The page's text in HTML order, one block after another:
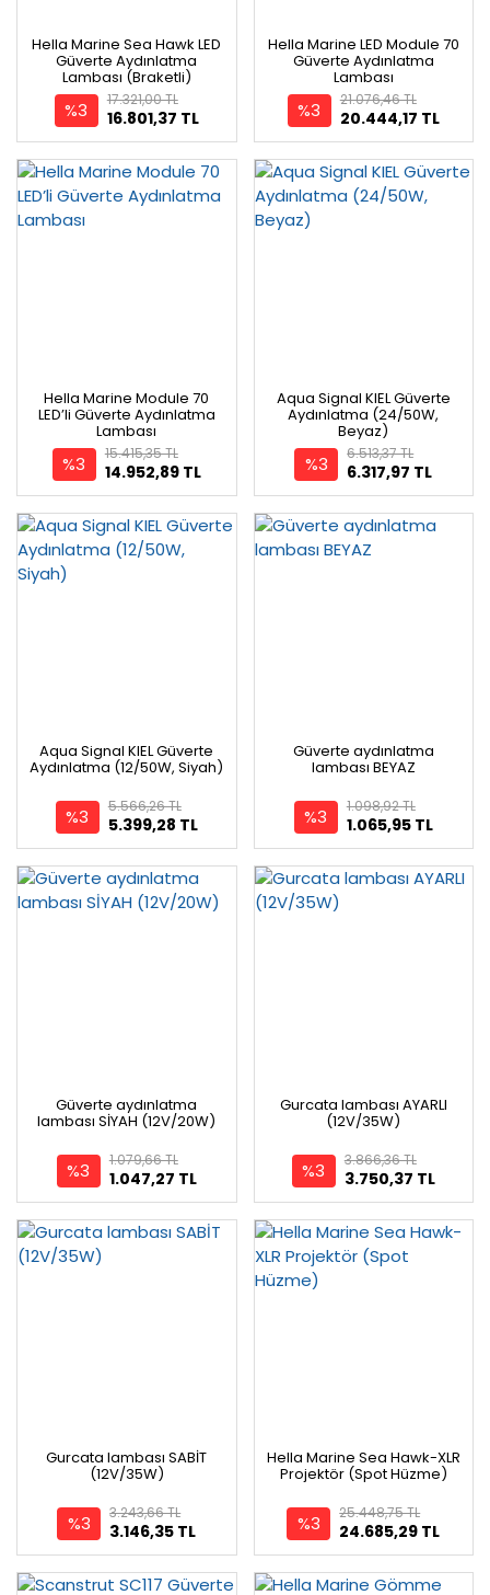
Hella Marine Sea Hawk LED
Güverte Aydınlatma
Lambası (Braketli)
%3 16.801,37 TL
17.321,00 TL
Hella Marine LED Module 70
Güverte Aydınlatma
Lambası
%3 20.444,17 TL
21.076,46 TL
Hella Marine Module 70
LED’li Güverte Aydınlatma
Lambası
%3 14.952,89 TL
15.415,35 TL
Aqua Signal KIEL Güverte
Aydınlatma (24/50W,
Beyaz)
%3 6.317,97 TL
6.513,37 TL
Aqua Signal KIEL Güverte
Aydınlatma (12/50W, Siyah)
%3 5.399,28 TL
5.566,26 TL
Güverte aydınlatma
lambası BEYAZ
%3 1.065,95 TL
1.098,92 TL
Güverte aydınlatma
lambası SİYAH (12V/20W)
%3 1.047,27 TL
1.079,66 TL
Gurcata lambası AYARLI
(12V/35W)
%3 3.750,37 TL
3.866,36 TL
Gurcata lambası SABİT
(12V/35W)
%3 3.146,35 TL
3.243,66 TL
Hella Marine Sea Hawk-XLR
Projektör (Spot Hüzme)
%3 24.685,29 TL
25.448,75 TL